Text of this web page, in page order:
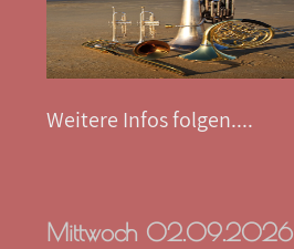
Weitere Infos folgen....
Mittwoch 02.09.2026